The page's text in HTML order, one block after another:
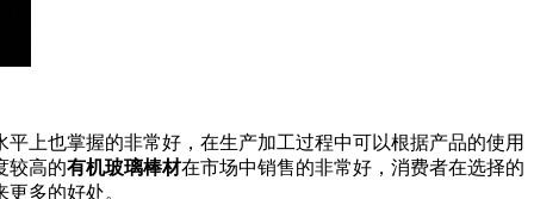
上也掌握的非常好，在生产加工过程中可以根据产品的使用
较高的有机玻璃棒材在市场中销售的非常好，消费者在选择的
多的好处。